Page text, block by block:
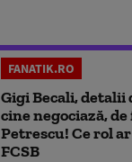
FANATIK.RO
Gigi Becali, detalii
cine negociază,
Petrescu! Ce rol
FCSB